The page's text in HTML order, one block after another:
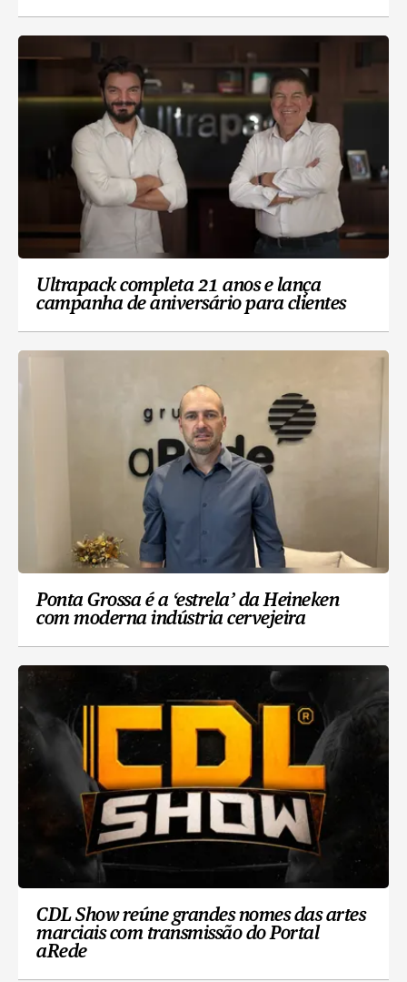
Ultrapack completa 21 anos e lança
campanha de aniversário para clientes
Ponta Grossa é a ‘estrela’ da Heineken
com moderna indústria cervejeira
CDL Show reúne grandes nomes das artes
marciais com transmissão do Portal
aRede